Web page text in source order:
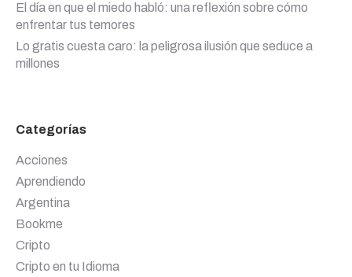
El día en que el miedo habló: una reflexión sobre cómo
enfrentar tus temores
Lo gratis cuesta caro: la peligrosa ilusión que seduce a
millones
Categorías
Acciones
Aprendiendo
Argentina
Bookme
Cripto
Cripto en tu Idioma